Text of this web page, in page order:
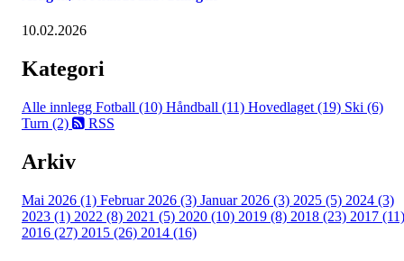
10.02.2026
Kategori
Alle innlegg Fotball (10) Håndball (11) Hovedlaget (19) Ski (6)
Turn (2)
RSS
Arkiv
Mai 2026 (1) Februar 2026 (3) Januar 2026 (3) 2025 (5) 2024 (3)
2023 (1) 2022 (8) 2021 (5) 2020 (10) 2019 (8) 2018 (23) 2017 (11)
2016 (27) 2015 (26) 2014 (16)